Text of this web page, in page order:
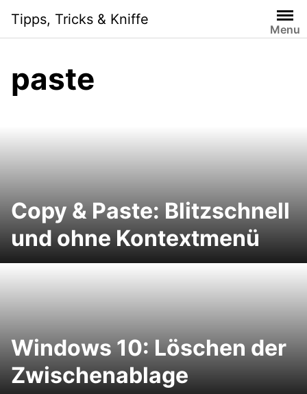
i
Tipps, Tricks & Kniffe
Menu
paste
Copy & Paste: Blitzschnell
und ohne Kontextmenü
Windows 10: Löschen der
Zwischenablage